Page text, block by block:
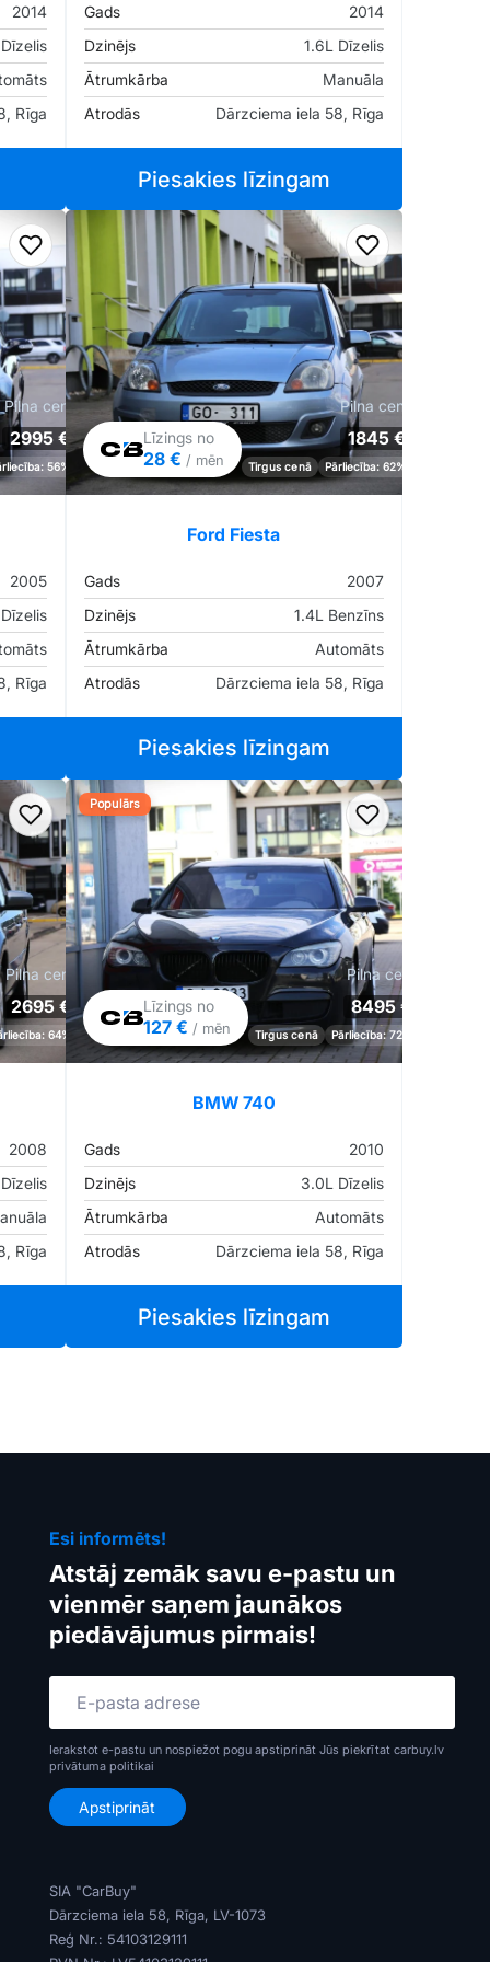
2014
Rīga
Gads
2014
Dzinējs
1.6L Dīzelis
Ātrumkārba
Manuāla
Atrodās
Dārzciema iela 58, Rīga
Piesakies līzingam
Pievienot favorītiem
Pilna cena
2995 €
56%
2005
Rīga
Pievienot
Līzings no
28 € / mēn
Pilna cena
1845 €
Tirgus cenā Pārliecība: 62%
Ford Fiesta
Gads
2007
Dzinējs
1.4L Benzīns
Ātrumkārba
Automāts
Atrodās
Dārzciema iela 58, Rīga
Piesakies līzingam
Pievienot favorītiem
Pilna cena
2695 €
64%
2008
Rīga
Pievienot
Populārs
Līzings no
127 € / mēn
Pilna cena
8495 €
Tirgus cenā Pārliecība: 72%
BMW 740
Gads
2010
Dzinējs
3.0L Dīzelis
Ātrumkārba
Automāts
Atrodās
Dārzciema iela 58, Rīga
Piesakies līzingam
Esi informēts!
Atstāj zemāk savu e-pastu un
vienmēr saņem jaunākos
piedāvājumus pirmais!
Ierakstot e-pastu un nospiežot pogu apstiprināt Jūs piekrītat carbuy.lv
privātuma politikai
SIA "CarBuy"
Dārzciema iela 58, Rīga, LV-1073
Reģ Nr.: 54103129111